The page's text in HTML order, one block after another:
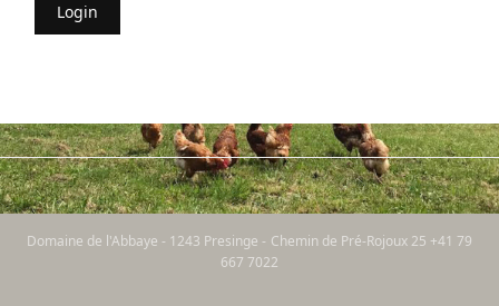
Login
Domaine de l'Abbaye - 1243 Presinge - Chemin de Pré-Rojoux 25 +41 79
667 7022